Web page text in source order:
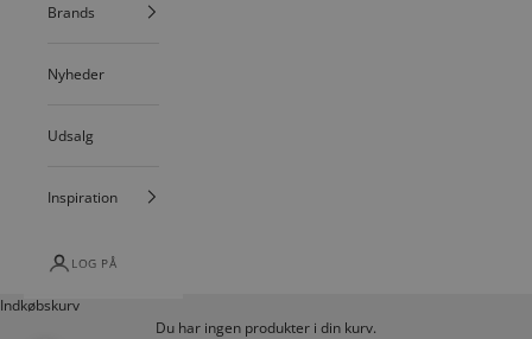
Brands
Nyheder
Udsalg
Inspiration
LOG PÅ
Indkøbskurv
Du har ingen produkter i din kurv.